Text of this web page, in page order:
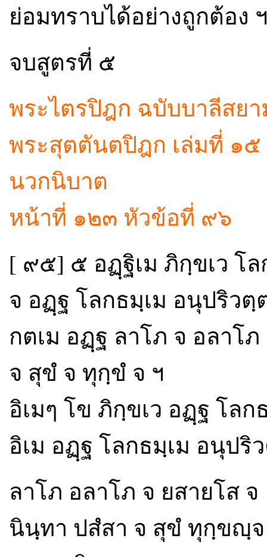
ย่อมทราบได้อย่างถูกต้อง ฯ
จบสูตรที่ ๕
พระไตรปิฎก ฉบับบาลีสย
พระสุตตันตปิฎก เล่มที่ ๑
นวกนิบาต
หน้าที่ ๑๒๓ หัวข้อที่ ๙๖
[ ๙๕] ๕ อฏฺฐิเม ภิกฺขเว โ
จ อฏฺฐ โลกธมฺเม อนุปริวตฺ
กตเม อฏฺฐ ลาโภ จ อลาโ
จ สุขํ จ ทุกฺขํ จ ฯ
อิเมๆ โข ภิกฺขเว อฏฺฐ โล
อิเม อฏฺฐ โลกธมฺเม อนุปริ
ลาโภ อลาโภ จ ยสายโส จ
นินฺทา ปสํสา จ สุขํ ทุกฺขญฺจ